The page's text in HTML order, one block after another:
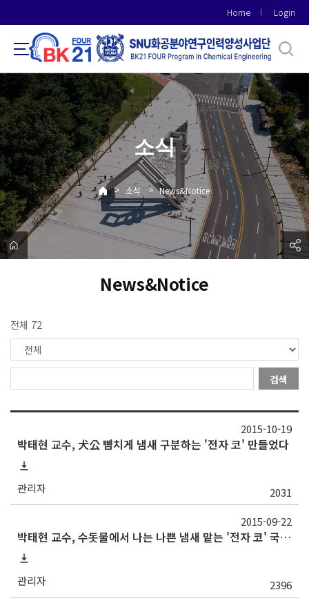
로
메
뉴
Home Login
소식
> 소식 > News&Notice
News&Notice
전체 72
검색
박태현 교수, 犬公 뺨치게 냄새 구분하는 '전자 코' 만들었다
관리자 2031
2015-10-19
박태현 교수, 수돗물에서 나는 나쁜 냄새 맡는 '전자 코' 국내 개발
관리자 2396
2015-09-22